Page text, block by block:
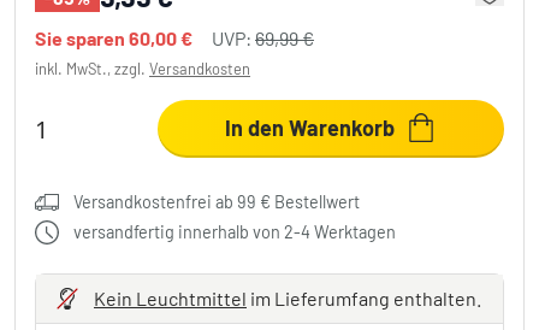
Sie sparen 60,00 € UVP: 69,99 €
inkl. MwSt., zzgl. Versandkosten
In den Warenkorb
Versandkostenfrei ab 99 € Bestellwert
versandfertig innerhalb von 2-4 Werktagen
Kein Leuchtmittel im Lieferumfang enthalten.